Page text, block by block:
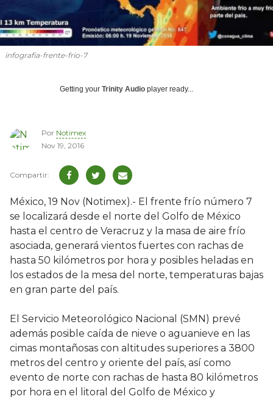
infografia-frente-frio-7
Getting your Trinity Audio player ready...
Por Notimex
Nov 19, 2016
México, 19 Nov (Notimex).- El frente frío número 7
se localizará desde el norte del Golfo de México
hasta el centro de Veracruz y la masa de aire frío
asociada, generará vientos fuertes con rachas de
hasta 50 kilómetros por hora y posibles heladas en
los estados de la mesa del norte, temperaturas bajas
en gran parte del país.
El Servicio Meteorológico Nacional (SMN) prevé
además posible caída de nieve o aguanieve en las
cimas montañosas con altitudes superiores a 3800
metros del centro y oriente del país, así como
evento de norte con rachas de hasta 80 kilómetros
por hora en el litoral del Golfo de México y